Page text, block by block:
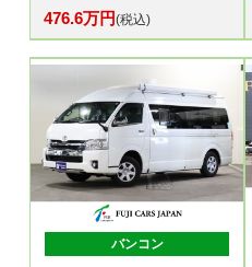
476.6万円(税込)
バンコン